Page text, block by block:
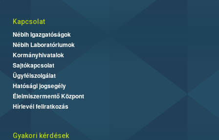
Kapcsolat
Nébih Igazgatóságok
Nébih Laboratóriumok
Kormányhivatalok
Sajtókapcsolat
Ügyfélszolgálat
Hatósági jogsegély
Élelmiszermentő Központ
Hírlevél feliratkozás
Gyakori kérdések